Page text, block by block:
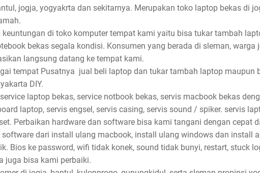
jogja, yogyakrta dan sekitarnya. Merupakan toko laptop bekas di
keuntungan di toko komputer tempat kami yaitu bisa tukar tambah
bekas segala kondisi. Konsumen yang berada di sleman, warga
langsung datang ke tempat kami.
tempat Pusatnya jual beli laptop dan tukar tambah laptop maupun
DIY.
laptop bekas, service notbook bekas, servis macbook bekas
laptop, servis engsel, servis casing, servis sound / spiker. servis
Perbaikan hardware dan software bisa kami tangani dengan cepat
software dari install ulang macbook, install ulang windows dan install
Bios ke password, wifi tidak konek, sound tidak bunyi, restart, stuck
juga bisa kami perbaiki.